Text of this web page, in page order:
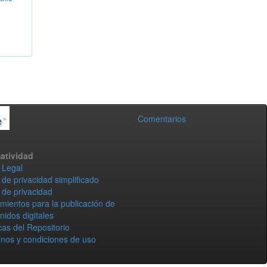
Comentarios
privacidad simplificado
privacidad
para la publicación de
digitales
del Repositorio
y condiciones de uso